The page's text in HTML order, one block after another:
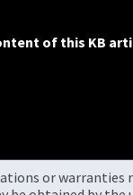
of this KB
or